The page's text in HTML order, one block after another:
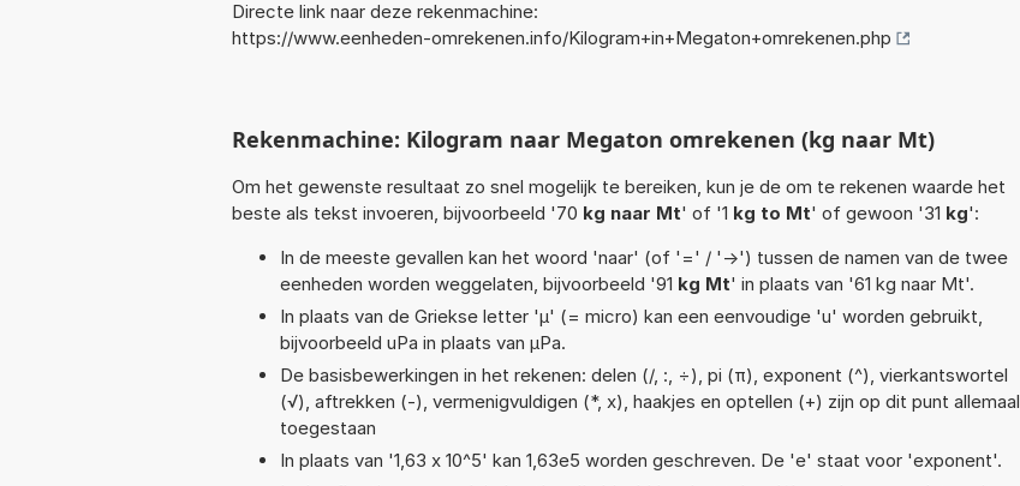
Directe link naar deze rekenmachine:
https://www.eenheden-omrekenen.info/Kilogram+in+Megaton+omrekenen.php
Rekenmachine: Kilogram naar Megaton omrekenen (kg naar Mt)
Om het gewenste resultaat zo snel mogelijk te bereiken, kun je de om te rekenen waarde het
beste als tekst invoeren, bijvoorbeeld '70 kg naar Mt' of '1 kg to Mt' of gewoon '31 kg':
In de meeste gevallen kan het woord 'naar' (of '=' / '->') tussen de namen van de twee
eenheden worden weggelaten, bijvoorbeeld '91 kg Mt' in plaats van '61 kg naar Mt'.
In plaats van de Griekse letter 'µ' (= micro) kan een eenvoudige 'u' worden gebruikt,
bijvoorbeeld uPa in plaats van µPa.
De basisbewerkingen in het rekenen: delen (/, :, ÷), pi (π), exponent (^), vierkantswortel
(√), aftrekken (-), vermenigvuldigen (*, x), haakjes en optellen (+) zijn op dit punt allemaal
toegestaan
In plaats van '1,63 x 10^5' kan 1,63e5 worden geschreven. De 'e' staat voor 'exponent'.